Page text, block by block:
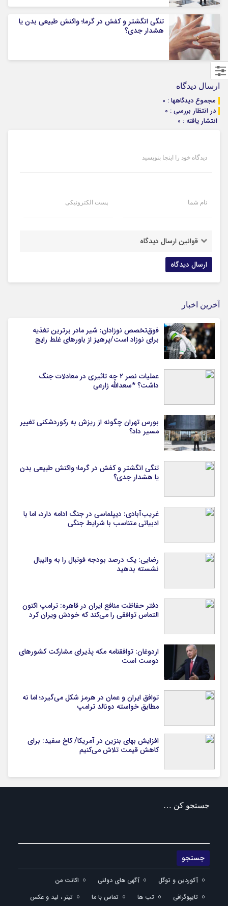
تنگی انگشتر و کفش در گرما؛ واکنش طبیعی بدن یا
هشدار جدی؟
ارسال دیدگاه
مجموع دیدگاهها : 0
در انتظار بررسی : 0
انتشار یافته : 0
دیدگاه خود را اینجا بنویسید
نام شما پست الکترونیکی
قوانین ارسال دیدگاه
آخرین اخبار
فوق‌تخصص نوزادان: شیر مادر برترین تغذیه
برای نوزاد است/پرهیز از باورهای غلط رایج
عملیات نصر ۲ چه تاثیری در معادلات جنگ
داشت؟ *سعدالله زارعی
بورس تهران چگونه از ریزش به رکوردشکنی تغییر
مسیر داد؟
تنگی انگشتر و کفش در گرما؛ واکنش طبیعی بدن
یا هشدار جدی؟
غریب‌آبادی: دیپلماسی در جنگ ادامه دارد، اما با
ادبیاتی متناسب با شرایط جنگی
رضایی: یک درصد بودجه فوتبال را به والیبال
نشسته بدهید
دفتر حفاظت منافع ایران در قاهره: ترامپ اکنون
التماس توافقی را می‌کند که خودش ویران کرد
اردوغان: توافقنامه مکه پذیرای مشارکت کشورهای
دوست است
توافق ایران و عمان در هرمز شکل می‌گیرد؛ اما نه
مطابق خواسته دونالد ترامپ
افزایش بهای بنزین در آمریکا/ کاخ سفید: برای
کاهش قیمت تلاش می‌کنیم
جستجو کن …
آکوردین و توگل آگهی های دولتی
اکانت من
تایپوگرافی
تب ها تماس با ما تیتر ، لید و عکس